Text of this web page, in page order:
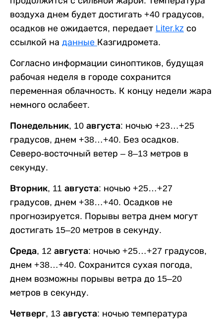
воздуха днем будет достигать +40 градусов,
осадков не ожидается, передает Liter.kz со
ссылкой на данные Казгидромета.
Согласно информации синоптиков, будущая
рабочая неделя в городе сохранится
переменная облачность. К концу недели жара
немного ослабеет.
Понедельник, 10 августа: ночью +23…+25
градусов, днем +38…+40. Без осадков.
Северо-восточный ветер – 8–13 метров в
секунду.
Вторник, 11 августа: ночью +25…+27
градусов, днем +38…+40. Осадков не
прогнозируется. Порывы ветра днем могут
достигать 15–20 метров в секунду.
Среда, 12 августа: ночью +25…+27 градусов,
днем +38…+40. Сохранится сухая погода,
днем возможны порывы ветра до 15–20
метров в секунду.
Четверг, 13 августа: ночью температура